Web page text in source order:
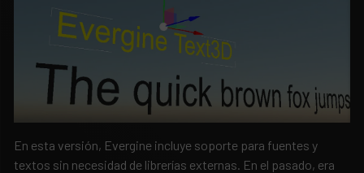
En esta versión, Evergine incluye soporte para fuentes y
textos sin necesidad de librerías externas. En el pasado, era